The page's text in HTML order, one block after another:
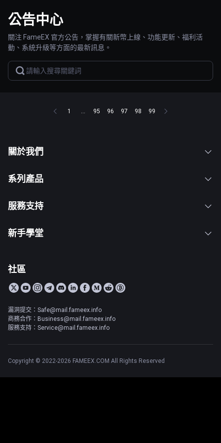
公告中心
關注 FameEX 官方公告，掌握有關新幣上線、功能更新、福利活
動、系統升級等方面的最新訊息。
1 ... 95 96 97 98 99
關於我們
系列產品
服務支持
新手學堂
社區
漏洞提交：Safe@mail.fameex.info
商務合作：Business@mail.fameex.info
服務支持：Service@mail.fameex.info
Copyright © 2022-2026 FAMEEX.COM All Rights Reserved